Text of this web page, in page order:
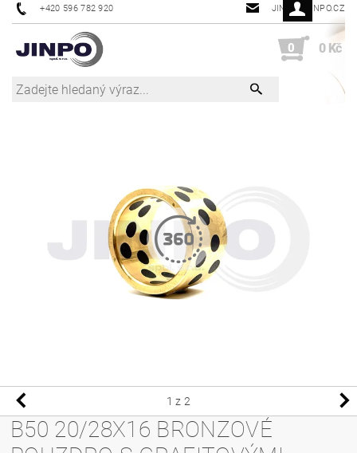
+420 596 782 920 JINPO@JINPO.CZ
0 0 Kč
1 z 2
B50 20/28X16 BRONZOVÉ